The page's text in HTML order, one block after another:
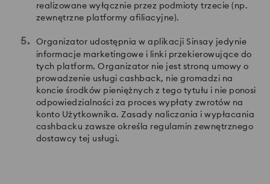
realizowane wyłącznie przez podmioty trzecie (np.
zewnętrzne platformy afiliacyjne).
Organizator udostępnia w aplikacji Sinsay jedynie
informacje marketingowe i linki przekierowujące do
tych platform. Organizator nie jest stroną umowy o
prowadzenie usługi cashback, nie gromadzi na
koncie środków pieniężnych z tego tytułu i nie ponosi
odpowiedzialności za proces wypłaty zwrotów na
konto Użytkownika. Zasady naliczania i wypłacania
cashbacku zawsze określa regulamin zewnętrznego
dostawcy tej usługi.